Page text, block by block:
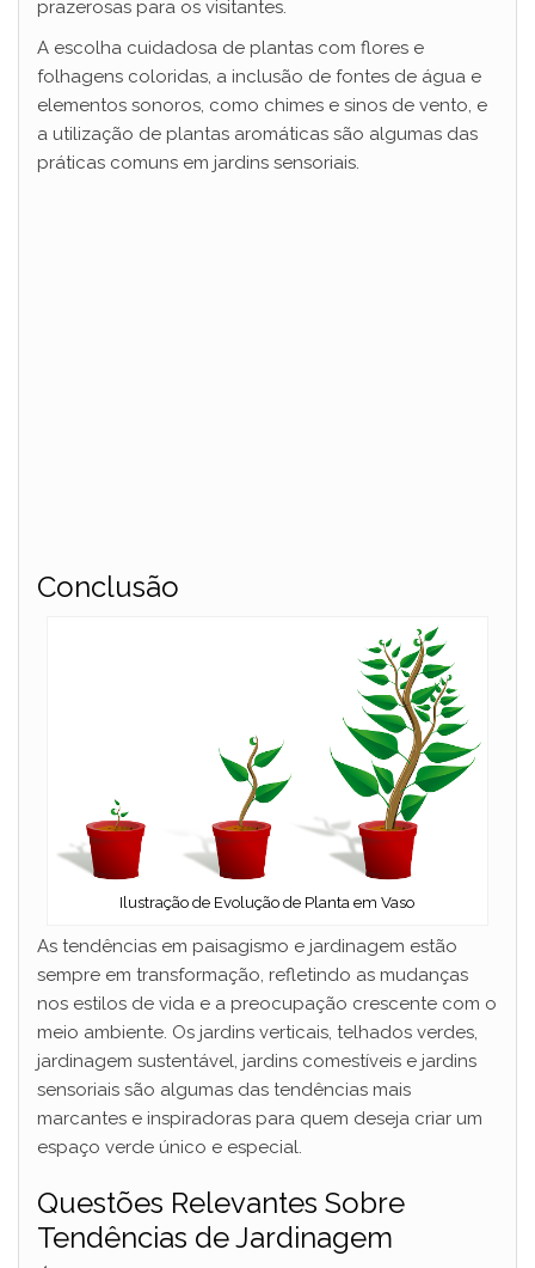
prazerosas para os visitantes.
A escolha cuidadosa de plantas com flores e
folhagens coloridas, a inclusão de fontes de água e
elementos sonoros, como chimes e sinos de vento, e
a utilização de plantas aromáticas são algumas das
práticas comuns em jardins sensoriais.
Conclusão
Ilustração de Evolução de Planta em Vaso
As tendências em paisagismo e jardinagem estão
sempre em transformação, refletindo as mudanças
nos estilos de vida e a preocupação crescente com o
meio ambiente. Os jardins verticais, telhados verdes,
jardinagem sustentável, jardins comestíveis e jardins
sensoriais são algumas das tendências mais
marcantes e inspiradoras para quem deseja criar um
espaço verde único e especial.
Questões Relevantes Sobre
Tendências de Jardinagem